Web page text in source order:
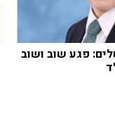
פגע שוב ושוב